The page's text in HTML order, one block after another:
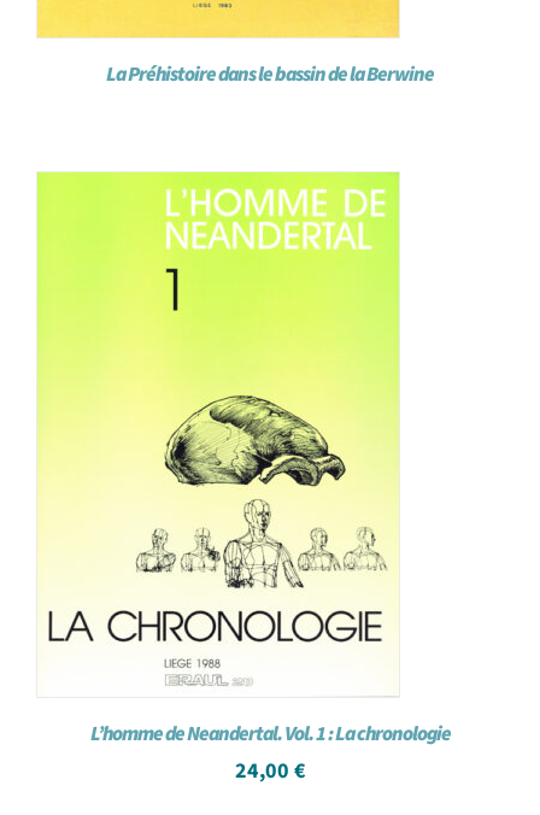
La Préhistoire dans le bassin de la Berwine
L’homme de Neandertal. Vol. 1 : La chronologie
24,00 €